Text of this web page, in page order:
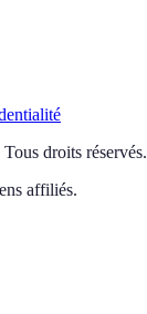
Tous droits réservés.
affiliés.